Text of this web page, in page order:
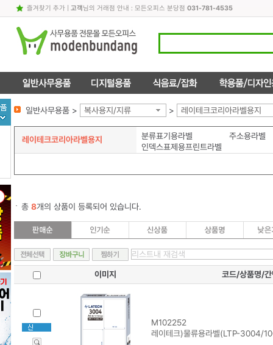
즐겨찾기 추가| 고객님의 거래점 안내 : 모든오피스 분당점 031-781-4535
일반사무용품 > 복사용지/지류 > 레이테크코리아라벨용지
레이테크코리아라벨용지 분류표기용라벨
주소용라벨
인덱스표제용프린트라벨
총 8개의 상품이 등록되어 있습니다.
이미지 코드/상품명/간
M102252
레이테크)물류용라벨(LTP-3004/